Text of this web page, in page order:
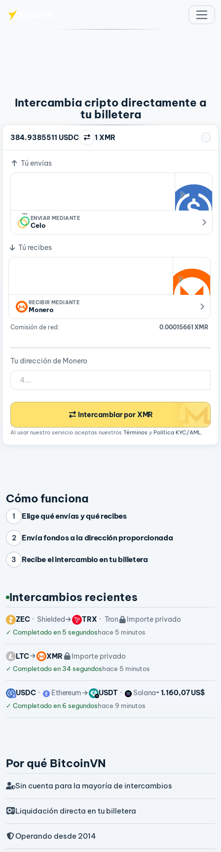
Intercambia cripto directamente a
tu billetera
384.9385511 USDC 1 XMR
Tú envías
…
ENVIAR MEDIANTE
Celo
Tú recibes
RECIBIR MEDIANTE
Monero
Comisión de red: 0.00015661 XMR
Tu dirección de Monero
Intercambiar por XMR
Al usar nuestro servicio aceptas nuestros Términos y Política KYC/AML.
Cómo funciona
1 Elige qué envías y qué recibes
2 Envía fondos a la dirección proporcionada
3 Recibe el intercambio en tu billetera
Intercambios recientes
ZEC Shielded TRX Tron Importe privado
✓ Completado en 5 segundoshace 5 minutos
LTC XMR Importe privado
✓ Completado en 34 segundoshace 5 minutos
USDC Ethereum USDT Solana~ 1.160,07 US$
✓ Completado en 6 segundoshace 9 minutos
Por qué BitcoinVN
Sin cuenta para la mayoría de intercambios
Liquidación directa en tu billetera
Operando desde 2014